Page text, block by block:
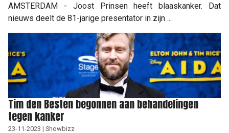
AMSTERDAM - Joost Prinsen heeft blaaskanker. Dat
nieuws deelt de 81-jarige presentator in zijn ...
Tim den Besten begonnen aan behandelingen
tegen kanker
23-11-2023 | Showbizz